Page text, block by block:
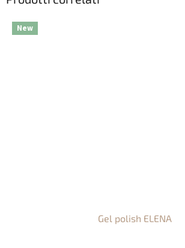
New
Gel polish ELENA